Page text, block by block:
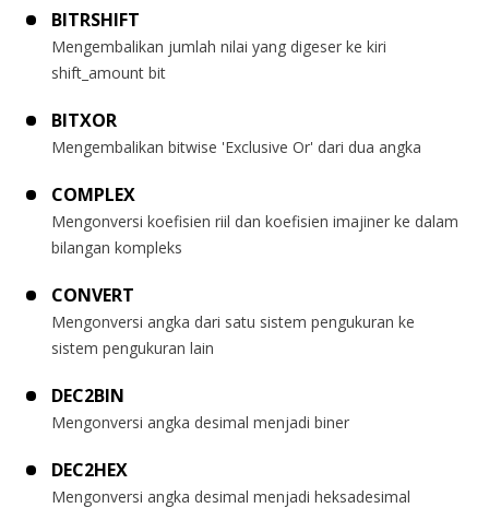
BITRSHIFT
Mengembalikan jumlah nilai yang digeser ke kiri
shift_amount bit
BITXOR
Mengembalikan bitwise 'Exclusive Or' dari dua angka
COMPLEX
Mengonversi koefisien riil dan koefisien imajiner ke dalam
bilangan kompleks
CONVERT
Mengonversi angka dari satu sistem pengukuran ke
sistem pengukuran lain
DEC2BIN
Mengonversi angka desimal menjadi biner
DEC2HEX
Mengonversi angka desimal menjadi heksadesimal